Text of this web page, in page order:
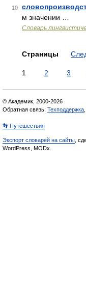
10
м значении …
Словарь
Страницы
1 2 3
© Академик, 2000-2026
Обратная связь: Техподдержка
👣 Путешествия
Экспорт словарей на сайты ,
WordPress, MODx.